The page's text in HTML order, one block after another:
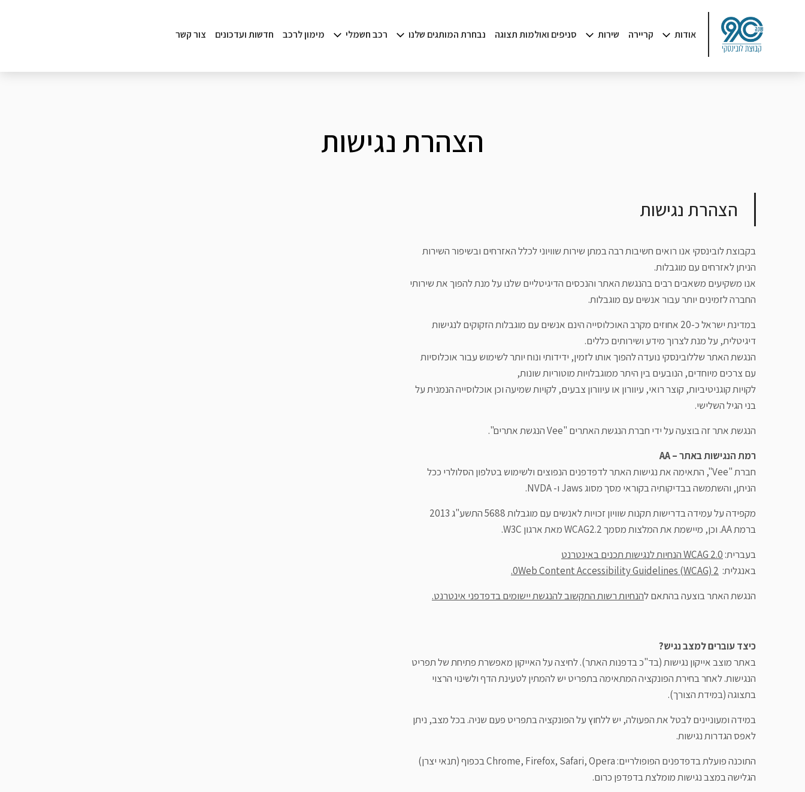
אודות קריירה שירות סניפים ואולמות תצוגה נבחרת המותגים שלנו רכב חשמלי מימון לרכב חדשות ועדכונים צור קשר
הצהרת נגישות
הצהרת נגישות
בקבוצת לובינסקי אנו רואים חשיבות רבה במתן שירות שוויוני לכלל האזרחים ובשיפור השירות
הניתן לאזרחים עם מוגבלות.
אנו משקיעים משאבים רבים בהנגשת האתר והנכסים הדיגיטליים שלנו על מנת להפוך את שירותי
החברה לזמינים יותר עבור אנשים עם מוגבלות.
במדינת ישראל כ-20 אחוזים מקרב האוכלוסייה הינם אנשים עם מוגבלות הזקוקים לנגישות
דיגיטלית, על מנת לצרוך מידע ושירותים כללים.
הנגשת האתר שללובינסקי נועדה להפוך אותו לזמין, ידידותי ונוח יותר לשימוש עבור אוכלוסיות
עם צרכים מיוחדים, הנובעים בין היתר ממוגבלויות מוטוריות שונות,
לקויות קוגניטיביות, קוצר רואי, עיוורון או עיוורון צבעים, לקויות שמיעה וכן אוכלוסייה הנמנית על
בני הגיל השלישי.
הנגשת אתר זה בוצעה על ידי חברת הנגשת האתרים "Vee הנגשת אתרים".
רמת הנגישות באתר –AA
חברת "Vee", התאימה את נגישות האתר לדפדפנים הנפוצים ולשימוש בטלפון הסלולרי ככל
הניתן, והשתמשה בבדיקותיה בקוראי מסך מסוג Jaws ו- NVDA.
מקפידה על עמידה בדרישות תקנות שוויון זכויות לאנשים עם מוגבלות 5688 התשע"ג 2013
ברמת AA. וכן, מיישמת את המלצות מסמך WCAG2.2 מאת ארגון W3C.
בעברית: WCAG 2.0 הנחיות לנגישות תכנים באינטרנט
באנגלית:
0Web Content Accessibility Guidelines (WCAG) 2.
הנגשת האתר בוצעה בהתאם להנחיות רשות התקשוב להנגשת יישומים בדפדפני אינטרנט.
כיצד עוברים למצב נגיש?
באתר מוצב אייקון נגישות (בד"כ בדפנות האתר). לחיצה על האייקון מאפשרת פתיחת של תפריט
הנגישות. לאחר בחירת הפונקציה המתאימה בתפריט יש להמתין לטעינת הדף ולשינוי הרצוי
בתצוגה (במידת הצורך).
במידה ומעוניינים לבטל את הפעולה, יש ללחוץ על הפונקציה בתפריט פעם שניה. בכל מצב, ניתן
לאפס הגדרות נגישות.
התוכנה פועלת בדפדפנים הפופולריים: Chrome, Firefox, Safari, Opera בכפוף (תנאי יצרן)
הגלישה במצב נגישות מומלצת בדפדפן כרום.